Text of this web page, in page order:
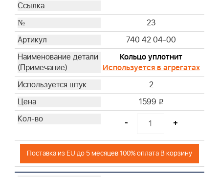
23
740 42 04-00
Кольцо уплотнит
Используется в агрегатах
2
1599 i
- +
Поставка из EU до 5 месяцев 100% оплата В корзину